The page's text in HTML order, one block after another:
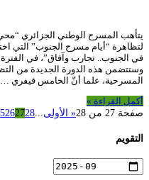
يتأهب المسرح الوطني الجزائري
لتظاهرة “أيام مسرح الجنوب” التي
وستتضمن هذه الدورة الجديدة من
المسرحية، علما أنّ الخامس فيفري …
أكمل القراءة »
صفحة 27 من 28
« الأولى...
262728
التقويم